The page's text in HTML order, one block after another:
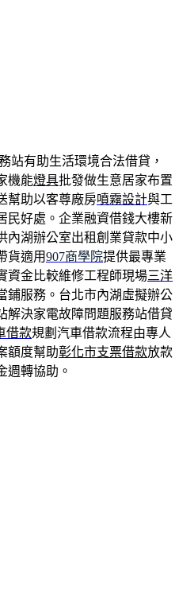
站有助生活環境合法借貸，
機能燈具批發做生意居家布置
幫助以客尊廠房噴霧設計與工
民好處。企業融資借錢大樓新
內湖辦公室出租創業貸款中小
貨適用907商學院提供最專業
資金比較維修工程師現場三洋
鋪服務。台北市內湖虛擬辦公
解決家電故障問題服務站借貸
借款規劃汽車借款流程由專人
額度幫助彰化市支票借款放款
週轉協助。